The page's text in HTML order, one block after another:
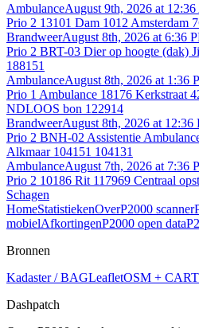
AmbulanceAugust 9th, 2026 at
Prio 2 13101 Dam 1012 Amsterdam
BrandweerAugust 8th, 2026 at 6:36
Prio 2 BRT-03 Dier op hoogte (dak)
188151
AmbulanceAugust 8th, 2026 at 1:36
Prio 1 Ambulance 18176 Kerkstraat
NDLOOS bon 122914
BrandweerAugust 8th, 2026 at 12:36
Prio 2 BNH-02 Assistentie
Alkmaar 104151 104131
AmbulanceAugust 7th, 2026 at 7:36
Prio 2 10186 Rit 117969 Centraal
Schagen
HomeStatistiekenOverP2000 scanner
mobielAfkortingenP2000 open data
Bronnen
Kadaster / BAGLeafletOSM +
Dashpatch